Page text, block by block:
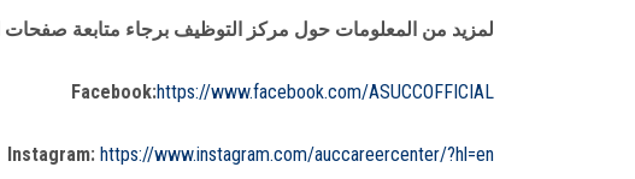
لمزيد من المعلومات حول مركز التوظيف برجاء متابعة صفحات
Facebook:https://www.facebook.com/ASUCCOFFICIAL
Instagram: https://www.instagram.com/auccareercenter/?hl=en